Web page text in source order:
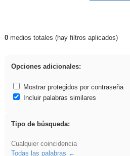
Resultados de: fruto
0medios totales (hay filtros aplicados)
Opciones adicionales:
Mostrar protegidos por contraseña
Incluir palabras similares
Tipo de búsqueda:
Cualquier coincidencia
Todas las palabras